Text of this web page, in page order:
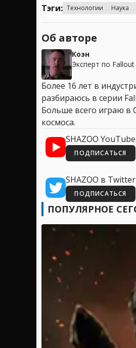
Тэги: Технологии Наука
Об авторе
Коэн
Эксперт по Fallout
Более 16 лет в
разбираюсь в серии
Больше всего играю в
космоса.
SHAZOO YouTube
ПОДПИСАТЬСЯ
SHAZOO в Twitter
ПОДПИСАТЬСЯ
ПОПУЛЯРНОЕ